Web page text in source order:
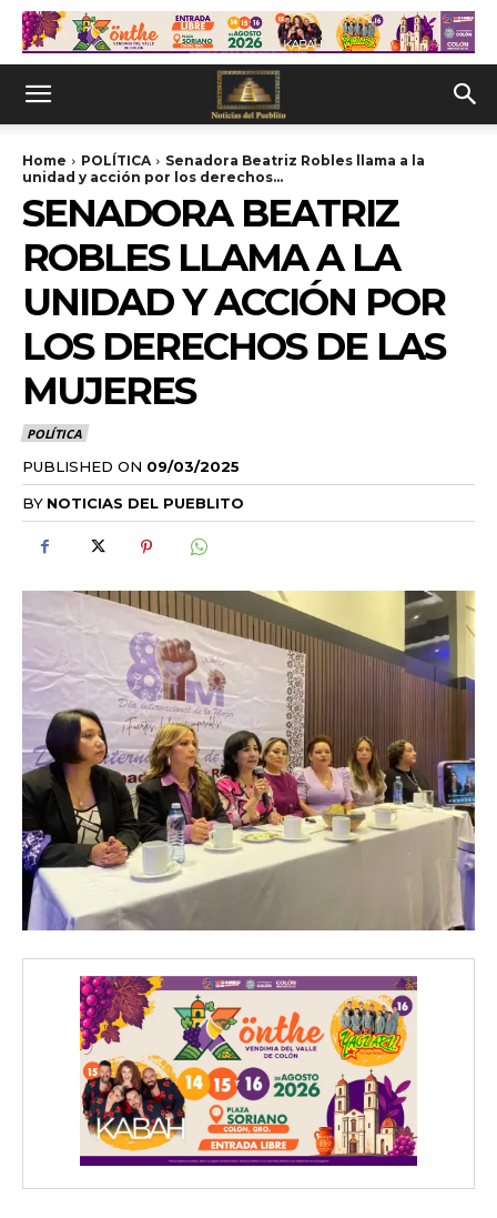
Home POLÍTICA
Senadora Beatriz Robles llama a la
unidad y acción por los derechos...
SENADORA BEATRIZ
ROBLES LLAMA A LA
UNIDAD Y ACCIÓN POR
LOS DERECHOS DE LAS
MUJERES
POLÍTICA
PUBLISHED ON 09/03/2025
BY NOTICIAS DEL PUEBLITO